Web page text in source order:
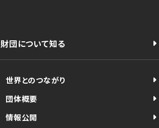
財団について知る
世界とのつながり
団体概要
情報公開